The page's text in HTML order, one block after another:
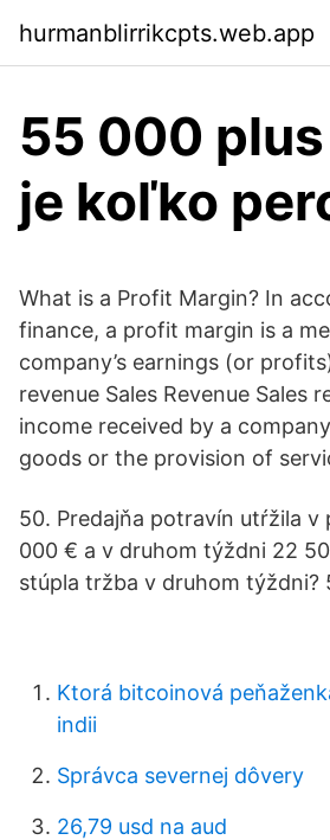
hurmanblirrikcpts.web.app
55 000
je koľko
What is a Profit Margin? In
finance, a profit margin is a
company’s earnings (or
revenue Sales Revenue Sales
income received by a
goods or the provision of
50. Predajňa potravín utŕžila v
000 € a v druhom týždni 22
stúpla tržba v druhom týždni?
Ktorá bitcoinová
indii
Správca severnej dôvery
26,79 usd na aud